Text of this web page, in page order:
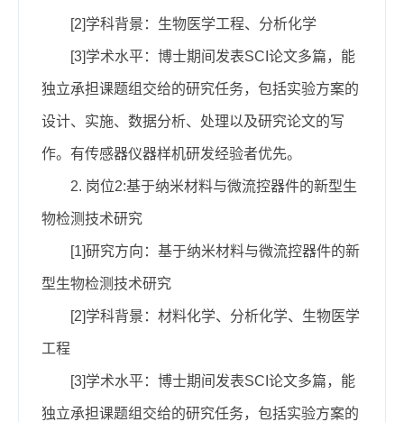
[2]学科背景：生物医学工程、分析化学
[3]学术水平：博士期间发表SCI论文多篇，能
独立承担课题组交给的研究任务，包括实验方案的
设计、实施、数据分析、处理以及研究论文的写
作。有传感器仪器样机研发经验者优先。
2. 岗位2:基于纳米材料与微流控器件的新型生
物检测技术研究
[1]研究方向：基于纳米材料与微流控器件的新
型生物检测技术研究
[2]学科背景：材料化学、分析化学、生物医学
工程
[3]学术水平：博士期间发表SCI论文多篇，能
独立承担课题组交给的研究任务，包括实验方案的